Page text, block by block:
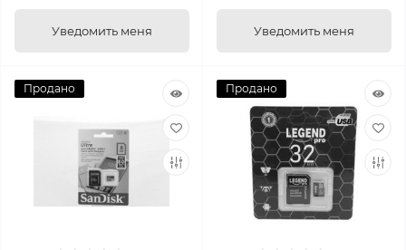
Уведомить меня Уведомить меня
Продано Продано